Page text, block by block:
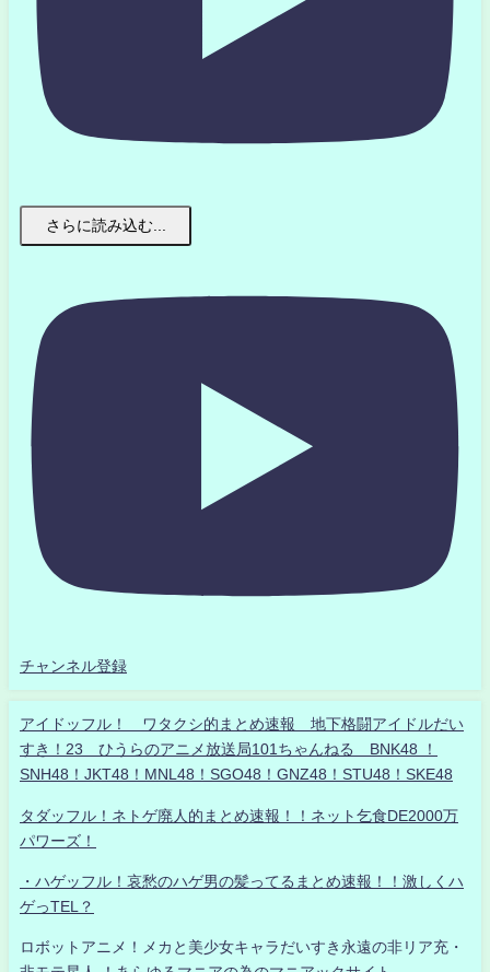
さらに読み込む...
チャンネル登録
アイドッフル！ ワタクシ的まとめ速報 地下格闘アイドルだい
すき！23 ひうらのアニメ放送局101ちゃんねる BNK48 ！
SNH48！JKT48！MNL48！SGO48！GNZ48！STU48！SKE48
タダッフル！ネトゲ廃人的まとめ速報！！ネット乞食DE2000万
パワーズ！
・ハゲッフル！哀愁のハゲ男の髪ってるまとめ速報！！激しくハ
ゲっTEL？
ロボットアニメ！メカと美少女キャラだいすき永遠の非リア充・